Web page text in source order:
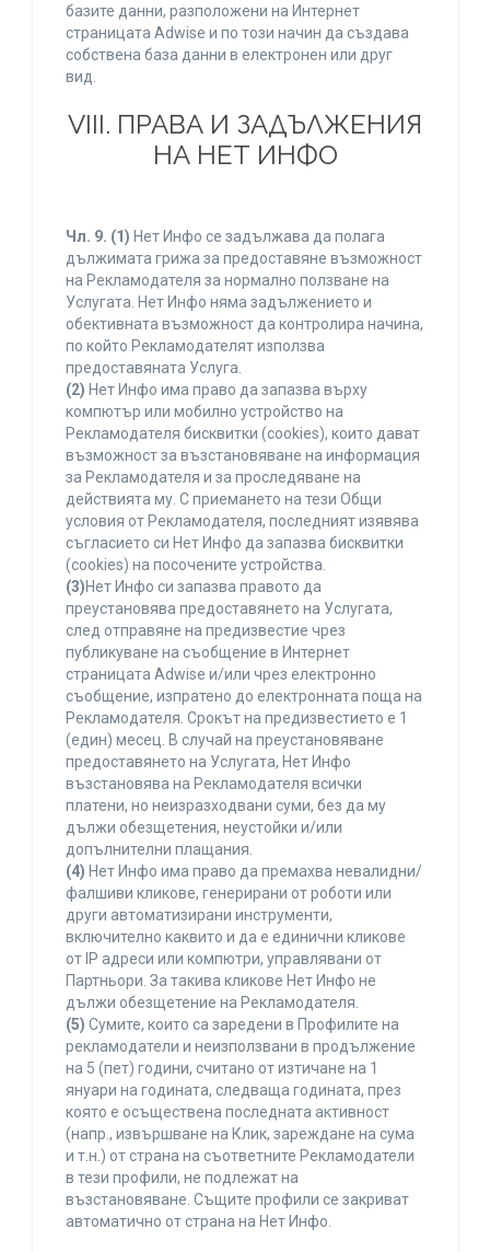
базите данни, разположени на Интернет
страницата Adwise и по този начин да създава
собствена база данни в електронен или друг
вид.
VIII. ПРАВА И ЗАДЪЛЖЕНИЯ
НА НЕТ ИНФО
Чл. 9. (1) Нет Инфо се задължава да полага
дължимата грижа за предоставяне възможност
на Рекламодателя за нормално ползване на
Услугата. Нет Инфо няма задължението и
обективната възможност да контролира начина,
по който Рекламодателят използва
предоставяната Услуга.
(2) Нет Инфо има право да запазва върху
компютър или мобилно устройство на
Рекламодателя бисквитки (cookies), които дават
възможност за възстановяване на информация
за Рекламодателя и за проследяване на
действията му. С приемането на тези Общи
условия от Рекламодателя, последният изявява
съгласието си Нет Инфо да запазва бисквитки
(cookies) на посочените устройства.
(3)Нет Инфо си запазва правото да
преустановява предоставянето на Услугата,
след отправяне на предизвестие чрез
публикуване на съобщение в Интернет
страницата Adwise и/или чрез електронно
съобщение, изпратено до електронната поща на
Рекламодателя. Срокът на предизвестието е 1
(един) месец. В случай на преустановяване
предоставянето на Услугата, Нет Инфо
възстановява на Рекламодателя всички
платени, но неизразходвани суми, без да му
дължи обезщетения, неустойки и/или
допълнителни плащания.
(4) Нет Инфо има право да премахва невалидни/
фалшиви кликове, генерирани от роботи или
други автоматизирани инструменти,
включително каквито и да е единични кликове
от IP адреси или компютри, управлявани от
Партньори. За такива кликове Нет Инфо не
дължи обезщетение на Рекламодателя.
(5) Сумите, които са заредени в Профилите на
рекламодатели и неизползвани в продължение
на 5 (пет) години, считано от изтичане на 1
януари на годината, следваща годината, през
която е осъществена последната активност
(напр., извършване на Клик, зареждане на сума
и т.н.) от страна на съответните Рекламодатели
в тези профили, не подлежат на
възстановяване. Същите профили се закриват
автоматично от страна на Нет Инфо.